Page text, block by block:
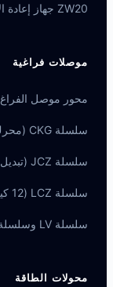
ZW20 جهاز إعادة الإغلاق / جهاز الفصل
موصلات فراغية
محور موصل الفراغ
سلسلة CKG (محرك / مكثف)
سلسلة JCZ (تبديل MV)
سلسلة LCZ (12 كيلو فولت – 40.5 كيلو فولت)
سلسلة LV وسلسلة العزل الصلب
محولات الطاقة